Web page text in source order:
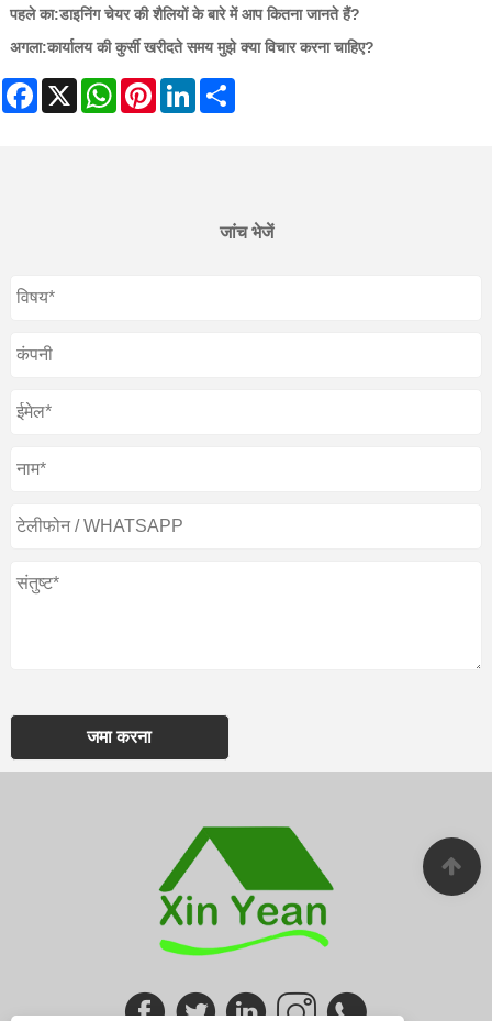
पहले का:डाइनिंग चेयर की शैलियों के बारे में आप कितना जानते हैं?
अगला:कार्यालय की कुर्सी खरीदते समय मुझे क्या विचार करना चाहिए?
Facebook
X WhatsAppPinterestLinkedIn
जांच भेजें
जमा करना